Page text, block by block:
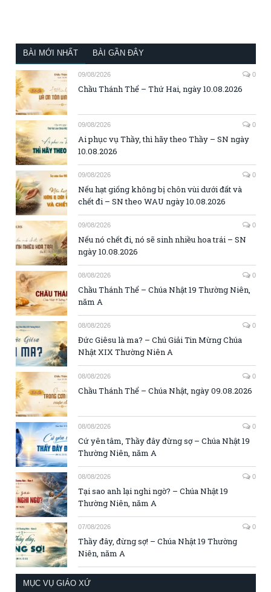
BÀI MỚI NHẤT BÀI GẦN ĐÂY
09/08/2026 0
Chầu Thánh Thể – Thứ Hai, ngày 10.08.2026
09/08/2026 0
Ai phục vụ Thầy, thì hãy theo Thầy – SN ngày
10.08.2026
09/08/2026 0
Nếu hạt giống không bị chôn vùi dưới đất và
chết đi – SN theo WAU ngày 10.08.2026
09/08/2026 0
Nếu nó chết đi, nó sẽ sinh nhiều hoa trái – SN
ngày 10.08.2026
08/08/2026 0
Chầu Thánh Thể – Chúa Nhật 19 Thường Niên,
năm A
08/08/2026 0
Đức Giêsu là ma? – Chú Giải Tin Mừng Chúa
Nhật XIX Thường Niên A
08/08/2026 0
Chầu Thánh Thể – Chúa Nhật, ngày 09.08.2026
08/08/2026 0
Cứ yên tâm, Thầy đây đừng sợ – Chúa Nhật 19
Thường Niên, năm A
08/08/2026 0
Tại sao anh lại nghi ngờ? – Chúa Nhật 19
Thường Niên, năm A
07/08/2026 0
Thầy đây, đừng sợ! – Chúa Nhật 19 Thường
Niên, năm A
MỤC VỤ GIÁO XỨ